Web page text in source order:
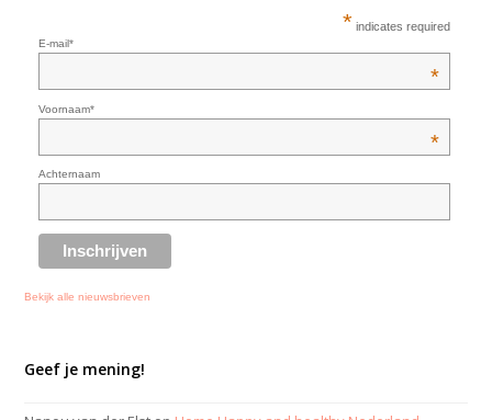
* indicates required
E-mail*
*
Voornaam*
*
Achternaam
Bekijk alle nieuwsbrieven
Geef je mening!